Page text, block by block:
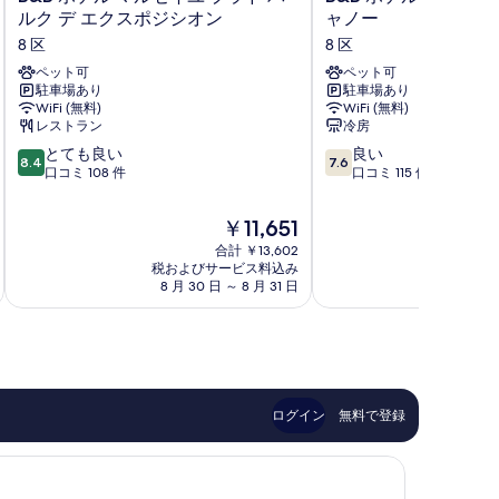
ホ
テ
ル
マ
ル
セ
イ
ユ
プ
エ
ジ
ン
ルク デ エクスポジシオン
8 区
ペット可
駐車場あり
WiFi (無料)
レストラン
10
段
良
ミ
件
8.4 とても良い
口コミ 108 件
現
在
の
料
金
￥11,651
合計 ￥13,602
税およびサービス料込み
8 月 30 日 ～ 8 月 31 日
ホ
テ
ル
マ
ル
セ
イ
ユ
パ
8
ャノー
8 区
ペット可
駐車場あり
WiFi (無料)
冷房
10
段
コ
件
の
コ
7.6 良い
口コミ 115 件
ログイン 無料で登録